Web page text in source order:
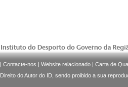
| Contacte-nos | Website relacionado | Carta de
Direito do Autor do ID, sendo proibido a sua